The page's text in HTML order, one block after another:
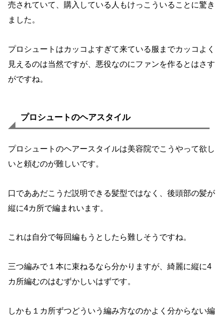
売されていて、購入している人もけっこういることに驚き
ました。
プロシュートはカッコよすぎて来ている服までカッコよく
見えるのは当然ですが、悪役なのにファンを作るとはさす
がですね。
プロシュートのヘアスタイル
プロシュートのヘアースタイルは美容院でこうやって欲し
いと頼むのが難しいです。
口でああだこうだ説明できる髪型ではなく、後頭部の髪が
縦に4カ所で編まれいます。
これは自分で毎回編もうとしたら難しそうですね。
三つ編みで１本に束ねるなら分かりますが、綺麗に縦に4
カ所編むのはむずかしいはずです。
しかも１カ所ずつどういう編み方なのかよく分からない編